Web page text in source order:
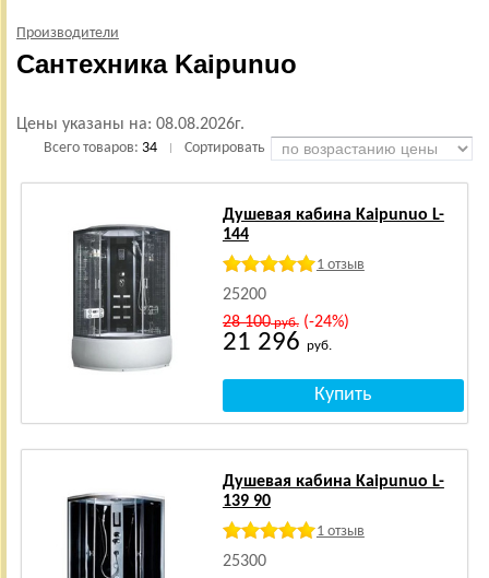
Производители
Сантехника Kaipunuo
Цены указаны на: 08.08.2026г.
Всего товаров: 34 Сортировать
Душевая кабина Kaipunuo L-
144
1 отзыв
25200
28 100руб.(-24%)
21 296 руб.
Душевая кабина Kaipunuo L-
139 90
1 отзыв
25300